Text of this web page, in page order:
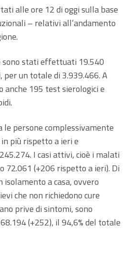
alle ore 12 di oggi sulla base
– relativi all’andamento
stati effettuati 19.540
un totale di 3.939.466. A
anche 195 test sierologici e
le persone complessivamente
più rispetto a ieri e
I casi attivi, cioè i malati
72.061 (+206 rispetto a ieri). Di
isolamento a casa, ovvero
che non richiedono cure
prive di sintomi, sono
(+252), il 94,6% del totale